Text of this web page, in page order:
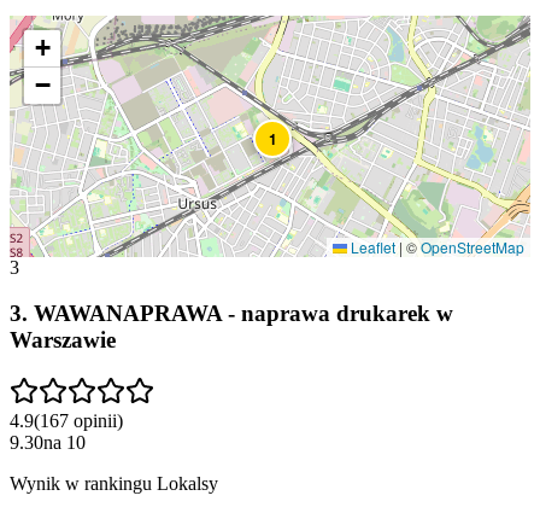
1
+
−
Leaflet | ©OpenStreetMap
3
3. WAWANAPRAWA - naprawa drukarek w
Warszawie
4.9(167 opinii)
9.30na 10
Wynik w rankingu Lokalsy